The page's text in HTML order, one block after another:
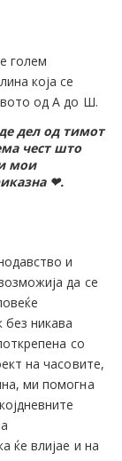
голем
која се
од А до Ш.
дел од тимот
чест што
мои
❤.
и
да се
никава
со
на часовите,
ми помогна
ќе влијае и на